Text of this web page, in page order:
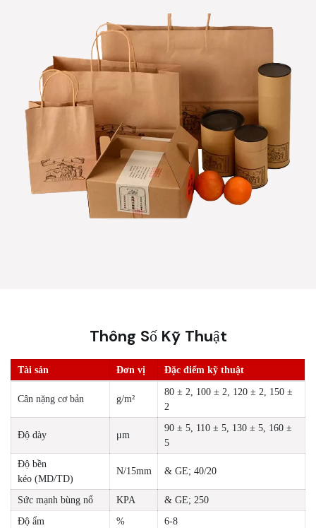
Thông Số Kỹ Thuật
Tài sản Đơn vị Đặc điểm kỹ thuật
Cân nặng cơ bản g/m²
80 ± 2, 100 ± 2, 120 ± 2, 150 ±
2
Độ dày μm
90 ± 5, 110 ± 5, 130 ± 5, 160 ±
5
Độ bền
kéo (MD/TD)
N/15mm & GE; 40/20
Sức mạnh bùng nổ KPA
& GE; 250
Độ ẩm
%
6-8